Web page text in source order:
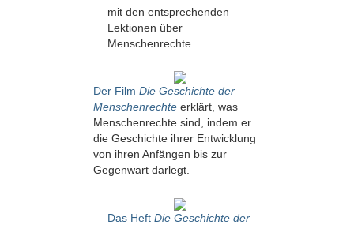
mit den entsprechenden
Lektionen über
Menschenrechte.
Der FilmDie Geschichte der
Menschenrechte erklärt, was
Menschenrechte sind, indem er
die Geschichte ihrer Entwicklung
von ihren Anfängen bis zur
Gegenwart darlegt.
Das Heft Die Geschichte der